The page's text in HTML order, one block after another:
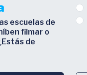
escuelas de
filmar o
de